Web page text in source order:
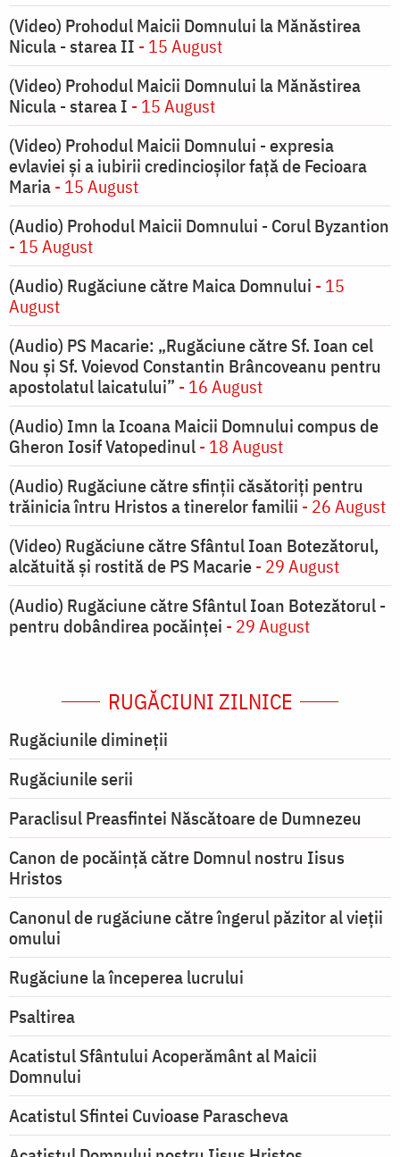
(Video) Prohodul Maicii Domnului la Mănăstirea
Nicula - starea II - 15 August
(Video) Prohodul Maicii Domnului la Mănăstirea
Nicula - starea I - 15 August
(Video) Prohodul Maicii Domnului - expresia
evlaviei și a iubirii credincioșilor față de Fecioara
Maria- 15 August
(Audio) Prohodul Maicii Domnului - Corul Byzantion
- 15 August
(Audio) Rugăciune către Maica Domnului - 15
August
(Audio) PS Macarie: „Rugăciune către Sf. Ioan cel
Nou și Sf. Voievod Constantin Brâncoveanu pentru
apostolatul laicatului” - 16 August
(Audio) Imn la Icoana Maicii Domnului compus de
Gheron Iosif Vatopedinul- 18 August
(Audio) Rugăciune către sfinții căsătoriți pentru
trăinicia întru Hristos a tinerelor familii - 26 August
(Video) Rugăciune către Sfântul Ioan Botezătorul,
alcătuită și rostită de PS Macarie- 29 August
(Audio) Rugăciune către Sfântul Ioan Botezătorul -
pentru dobândirea pocăinței - 29 August
RUGĂCIUNI ZILNICE
Rugăciunile dimineții
Rugăciunile serii
Paraclisul Preasfintei Născătoare de Dumnezeu
Canon de pocăință către Domnul nostru Iisus
Hristos
Canonul de rugăciune către îngerul păzitor al vieții
omului
Rugăciune la începerea lucrului
Psaltirea
Acatistul Sfântului Acoperământ al Maicii
Domnului
Acatistul Sfintei Cuvioase Parascheva